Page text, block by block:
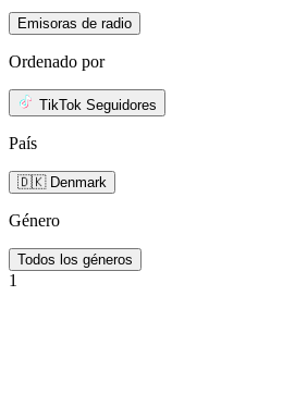
Emisoras de radio
Ordenado por
TikTok Seguidores
País
🇩🇰 Denmark
Género
Todos los géneros
1